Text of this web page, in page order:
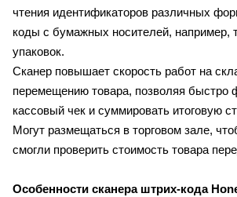
чтения идентификаторов различных
коды с бумажных носителей, например,
упаковок.
Сканер повышает скорость работ на
перемещению товара, позволяя быстро
кассовый чек и суммировать итоговую
Могут размещаться в торговом зале,
смогли проверить стоимость товара
Особенности сканера штрих-кода